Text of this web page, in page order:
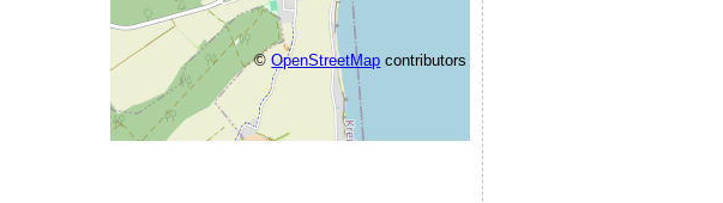
©OpenStreetMap contributors